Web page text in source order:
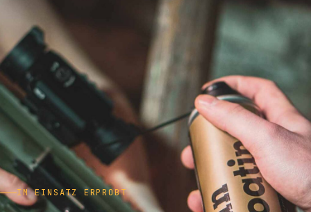
IM EINSATZ ERPROBT